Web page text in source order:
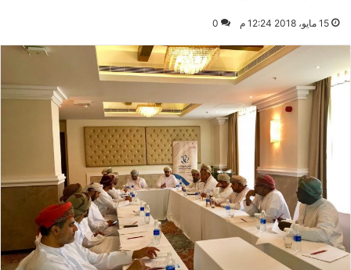
15 مايو، 2018 12:24 م 0